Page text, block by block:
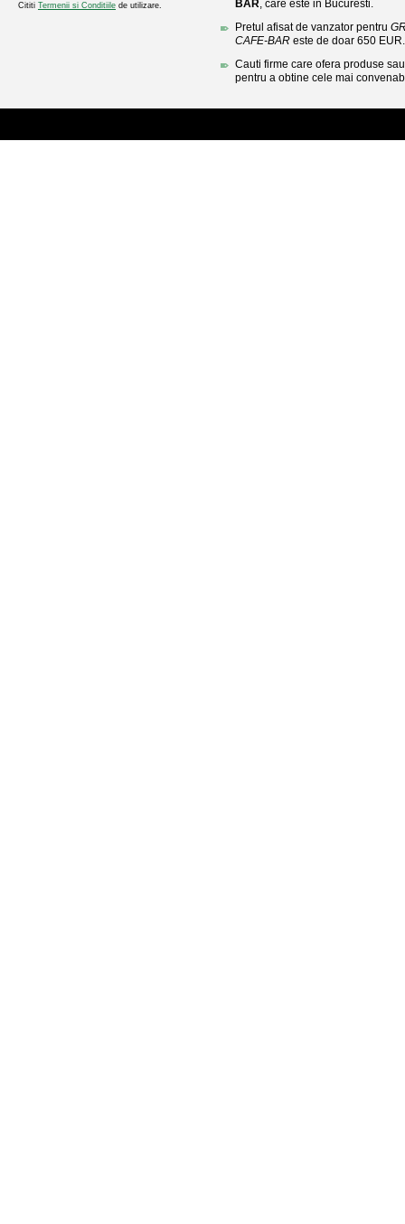
Cititi Termenii si Conditiile de utilizare. BAR, care este in Bucuresti.
Pretul afisat de vanzator pentru
CAFE-BAR este de doar 650 EUR.
Cauti firme care ofera produse
pentru a obtine cele mai